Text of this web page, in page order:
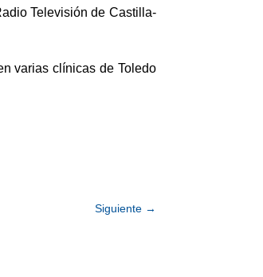
Televisión de Castilla-
varias clínicas de Toledo
Siguiente→